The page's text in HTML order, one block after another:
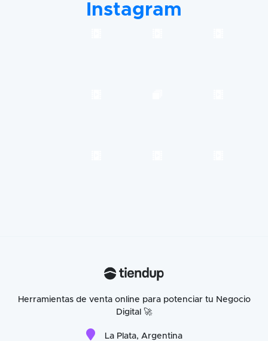
Instagram
Herramientas de venta online para potenciar tu Negocio
Digital 🚀
La Plata, Argentina